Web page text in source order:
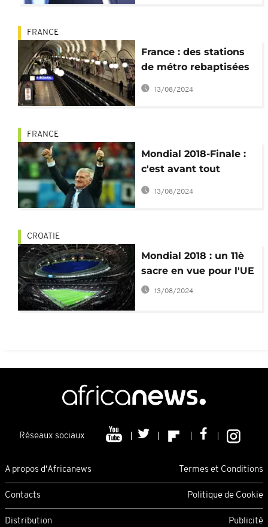
FRANCE
France : des stations
de métro rebaptisées
en l'honneur des
13/08/2024
FRANCE
Mondial 2018-Finale :
c'est avant tout
l'affaire de Didier
13/08/2024
CROATIE
Mondial 2018 : un 11è
sacre en vue pour l'UE
13/08/2024
Réseaux sociaux
A propos d'Africanews Termes et Conditions
Contacts Politique de Cookie
Distribution Publicité